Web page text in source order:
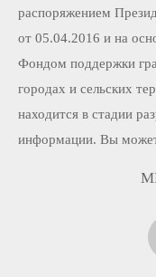
распоряжением
от 05.04.2016 и на
Фондом поддержки
городах и сельских
находится в стадии
информации. Вы